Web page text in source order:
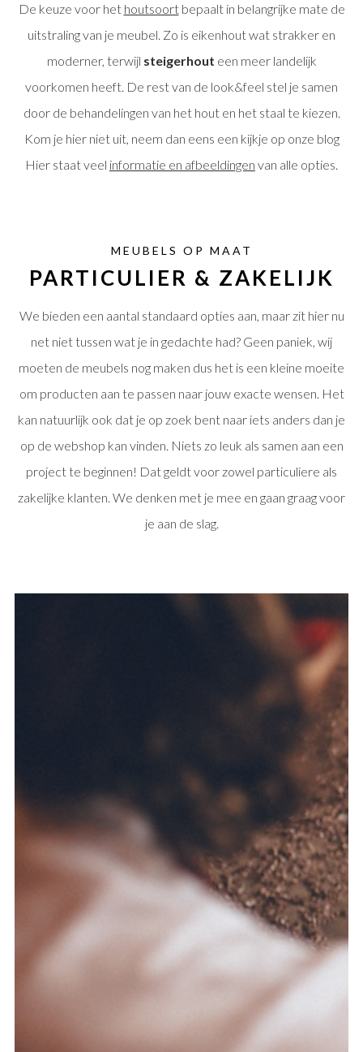
De keuze voor het houtsoortbepaalt in belangrijke mate de
uitstraling van je meubel. Zo is eikenhout wat strakker en
moderner, terwijl steigerhout een meer landelijk
voorkomen heeft. De rest van de look&feel stel je samen
door de behandelingen van het hout en het staal te kiezen.
Kom je hier niet uit, neem dan eens een kijkje op onze blog
Hier staat veel informatie en afbeeldingen van alle opties.
MEUBELS OP MAAT
PARTICULIER & ZAKELIJK
We bieden een aantal standaard opties aan, maar zit hier nu
net niet tussen wat je in gedachte had? Geen paniek, wij
moeten de meubels nog maken dus het is een kleine moeite
om producten aan te passen naar jouw exacte wensen. Het
kan natuurlijk ook dat je op zoek bent naar iets anders dan je
op de webshop kan vinden. Niets zo leuk als samen aan een
project te beginnen! Dat geldt voor zowel particuliere als
zakelijke klanten. We denken met je mee en gaan graag voor
je aan de slag.